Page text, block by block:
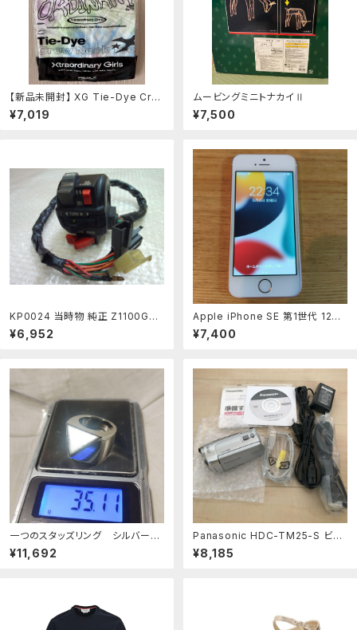
【新品未開封】 XG Tie-Dye Cre
wneck Tee Ｌサイズ
¥7,019
ムービングミニトナカイⅡ
¥7,500
KP0024 当時物 純正 Z1100GP
左スイッチ 検) Z1000GP Z1000
J Z1000R
¥6,952
Apple iPhone SE 第1世代 128G
B ローズゴールド
¥7,400
一つのスタッズリング シルバーリ
ング
¥11,692
Panasonic HDC-TM25-S ビデ
オカメラ
¥8,185